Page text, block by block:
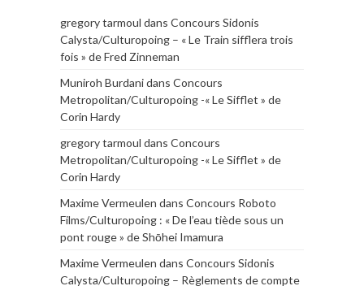
gregory tarmoul dans Concours Sidonis
Calysta/Culturopoing – « Le Train sifflera trois
fois » de Fred Zinneman
Muniroh Burdanidans Concours
Metropolitan/Culturopoing -« Le Sifflet » de
Corin Hardy
gregory tarmoul dans Concours
Metropolitan/Culturopoing -« Le Sifflet » de
Corin Hardy
Maxime Vermeulen dans Concours Roboto
Films/Culturopoing : « De l’eau tiède sous un
pont rouge » de Shōhei Imamura
Maxime Vermeulen dans Concours Sidonis
Calysta/Culturopoing – Règlements de compte